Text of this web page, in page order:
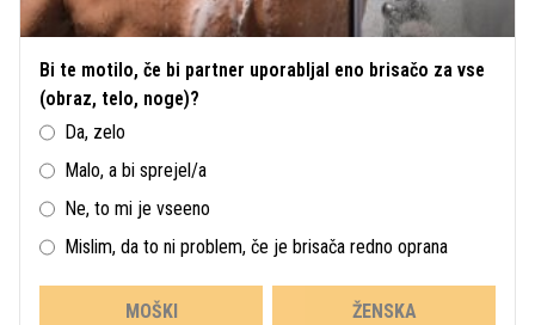
Bi te motilo, če bi partner uporabljal eno brisačo za vse
(obraz, telo, noge)?
Da, zelo
Malo, a bi sprejel/a
Ne, to mi je vseeno
Mislim, da to ni problem, če je brisača redno oprana
MOŠKI ŽENSKA